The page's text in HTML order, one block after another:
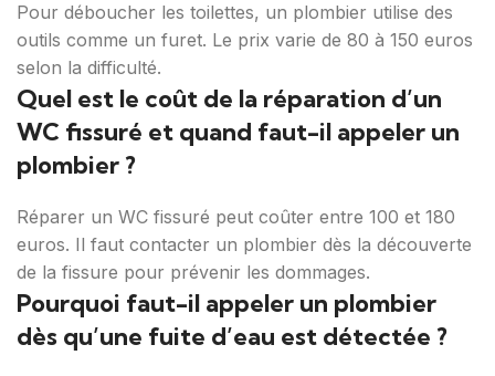
Pour déboucher les toilettes, un plombier utilise des
outils comme un furet. Le prix varie de 80 à 150 euros
selon la difficulté.
Quel est le coût de la réparation d’un
WC fissuré et quand faut-il appeler un
plombier ?
Réparer un WC fissuré peut coûter entre 100 et 180
euros. Il faut contacter un plombier dès la découverte
de la fissure pour prévenir les dommages.
Pourquoi faut-il appeler un plombier
dès qu’une fuite d’eau est détectée ?